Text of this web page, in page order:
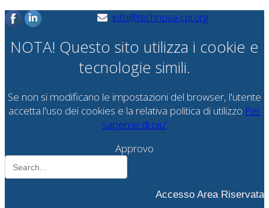
info@technova-cpi.org
NOTA! Questo sito utilizza i cookie e
tecnologie simili.
Se non si modificano le impostazioni del browser, l'utente
accetta.l'uso dei cookies e la relativa politica di utilizzo Per
saperne di piu'
Approvo
Accesso Area Riservata